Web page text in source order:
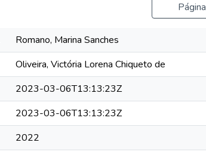
Romano, Marina Sanches
Oliveira, Victória Lorena Chiqueto de
2023-03-06T13:13:23Z
2023-03-06T13:13:23Z
2022